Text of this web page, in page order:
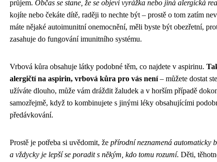
průjem. Občas se stane, že se objeví vyrážka nebo jiná alergická
kojíte nebo čekáte dítě, raději to nechte být – prostě o tom zatím
máte nějaké autoimunitní onemocnění, měli byste být obezřetní,
zasahuje do fungování imunitního systému.
Vrbová kůra obsahuje látky podobné těm, co najdete v aspirinu.
alergičtí na aspirin, vrbová kůra pro vás není– můžete dostat
užíváte dlouho, může vám dráždit žaludek a v horším případě
samozřejmě, když to kombinujete s jinými léky obsahujícími
předávkování.
Prostě je potřeba si uvědomit, že přírodní neznamená automaticky
a vždycky je lepší se poradit s někým, kdo tomu rozumí. Děti,